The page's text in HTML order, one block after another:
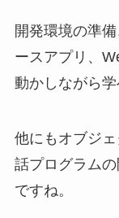
開発環境の準
ースアプリ、
動かしながら学
他にもオブジ
話プログラム
ですね。